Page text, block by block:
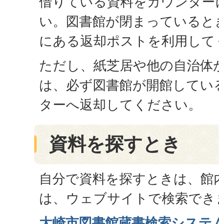
い。図書館が閉まっている
にある返却ポストを利用し
ただし、紙芝居や他の自治体
は、必ず図書館が開館して
ターへ返却してください。
資料を探すとき
自分で資料を探すときは、
は、ウェブサイトで検索で